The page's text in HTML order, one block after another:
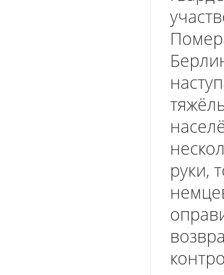
руки,